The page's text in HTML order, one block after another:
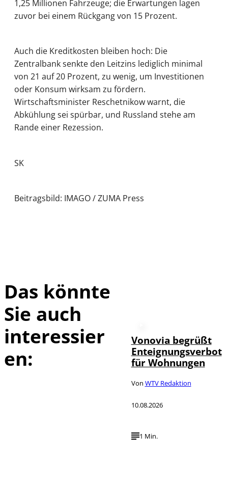
1,25 Millionen Fahrzeuge; die Erwartungen lagen
zuvor bei einem Rückgang von 15 Prozent.
Auch die Kreditkosten bleiben hoch: Die
Zentralbank senkte den Leitzins lediglich minimal
von 21 auf 20 Prozent, zu wenig, um Investitionen
oder Konsum wirksam zu fördern.
Wirtschaftsminister Reschetnikow warnt, die
Abkühlung sei spürbar, und Russland stehe am
Rande einer Rezession.
SK
Beitragsbild: IMAGO / ZUMA Press
Das könnte
Sie auch
interessier
en:
Vonovia begrüßt
Enteignungsverbot
für Wohnungen
Von WTV Redaktion
10.08.2026
1 Min.